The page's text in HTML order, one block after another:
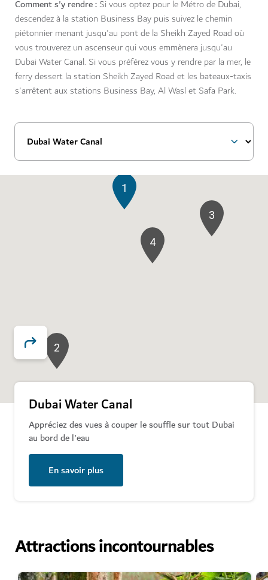
Comment s'y rendre : Si vous optez pour le Métro de Dubai,
descendez à la station Business Bay puis suivez le chemin
piétonnier menant jusqu'au pont de la Sheikh Zayed Road où
vous trouverez un ascenseur qui vous emmènera jusqu'au
Dubai Water Canal. Si vous préférez vous y rendre par la mer, le
ferry dessert la station Sheikh Zayed Road et les bateaux-taxis
s'arrêtent aux stations Business Bay, Al Wasl et Safa Park.
1
2
3
4
Dubai Water Canal
Appréciez des vues à couper le souffle sur tout Dubai
au bord de l'eau
En savoir plus
Attractions incontournables